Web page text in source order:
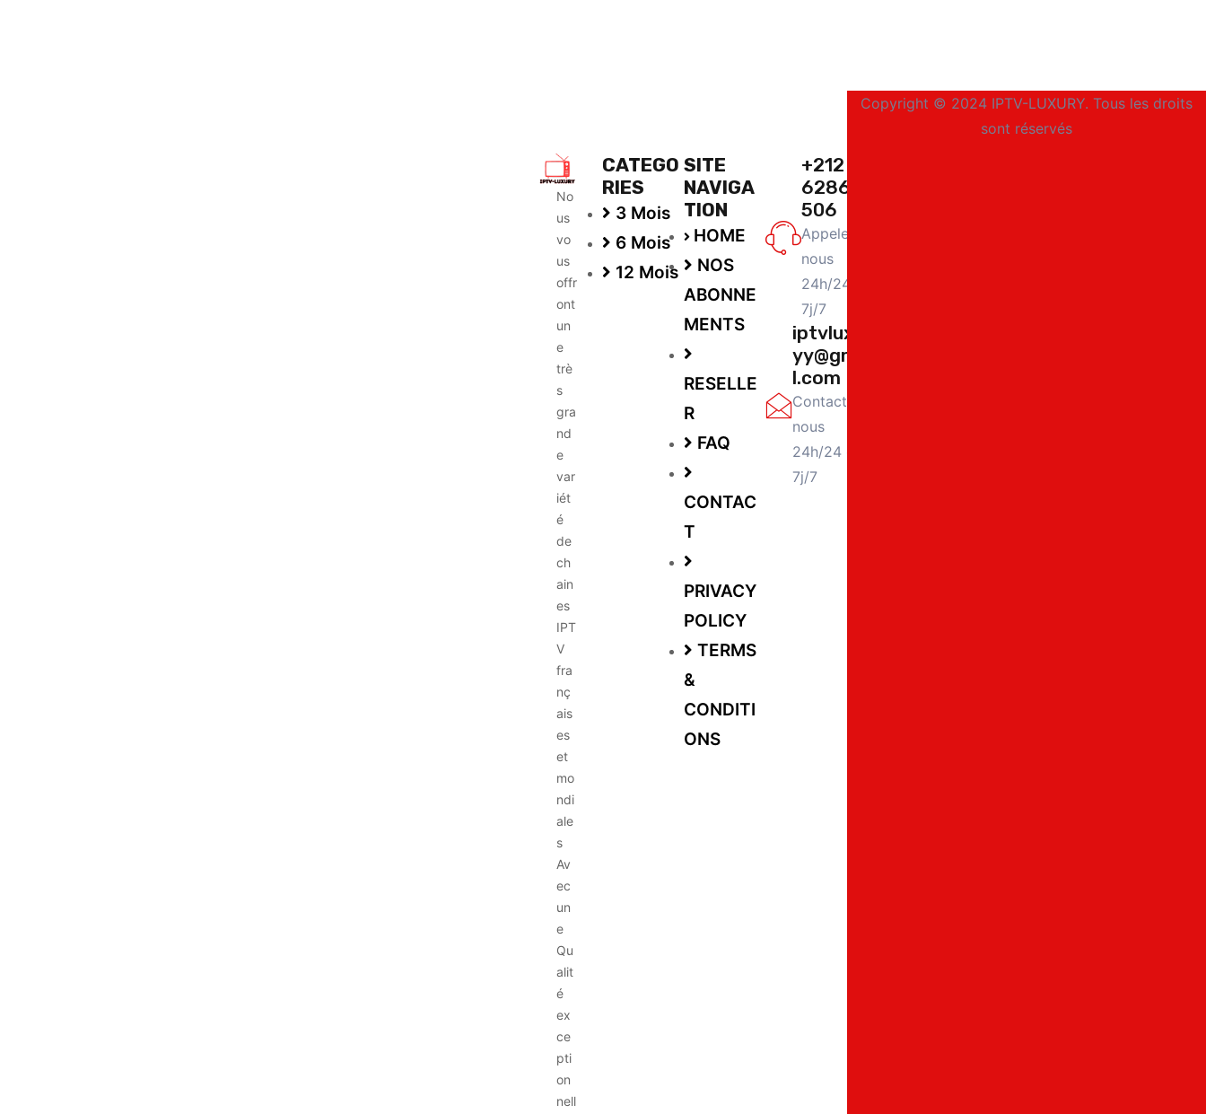
No
us
vo
us
offr
ont
un
e
trè
s
gra
nd
e
var
iét
é
de
ch
ain
es
IPT
V
fra
nç
ais
es
et
mo
ndi
ale
s
Av
ec
un
e
Qu
alit
é
ex
ce
pti
on
nell
CATEGO
RIES
3 Mois
6 Mois
12 Mois
SITE
NAVIGA
TION
HOME
NOS
ABONNE
MENTS
RESELLE
R
FAQ
CONTAC
T
PRIVACY
POLICY
TERMS
&
CONDITI
ONS
+212
628687
506
Appelez-
nous
24h/24 et
7j/7
iptvluxur
yy@gmai
l.com
Contactez-
nous
24h/24 et
7j/7
Copyright © 2024 IPTV-LUXURY. Tous les droits
sont réservés